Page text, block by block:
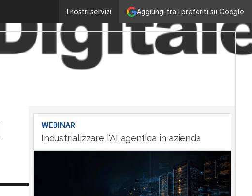
Aggiungi tra i preferiti su Google
I nostri servizi
WEBINAR
Industrializzare l'AI agentica in azienda